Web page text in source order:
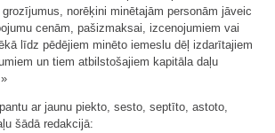
norēķini minētajām personām jāveic
cenām, pašizmaksai, izcenojumiem vai
līdz pēdējiem minēto iemeslu dēļ izdarītajiem
un tiem atbilstošajiem kapitāla daļu
ar jaunu piekto, sesto, septīto, astoto,
šādā redakcijā: